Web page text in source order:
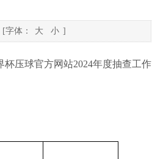
[字体： 大 小 ]
压球官方网站2024年度抽查工作